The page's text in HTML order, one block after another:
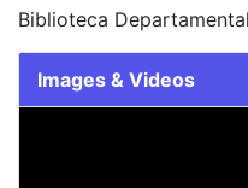
Biblioteca
Images & Videos